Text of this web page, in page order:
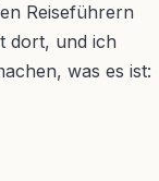
Reiseführern
dort, und ich
was es ist: